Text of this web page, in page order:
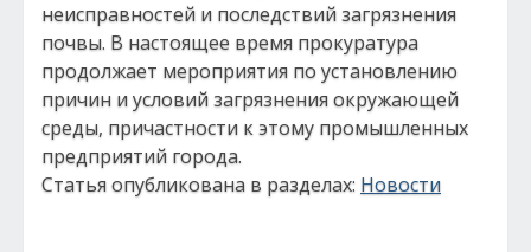
неисправностей и последствий загрязнения
почвы. В настоящее время прокуратура
продолжает мероприятия по установлению
причин и условий загрязнения окружающей
среды, причастности к этому промышленных
предприятий города.
Статья опубликована в разделах: Новости